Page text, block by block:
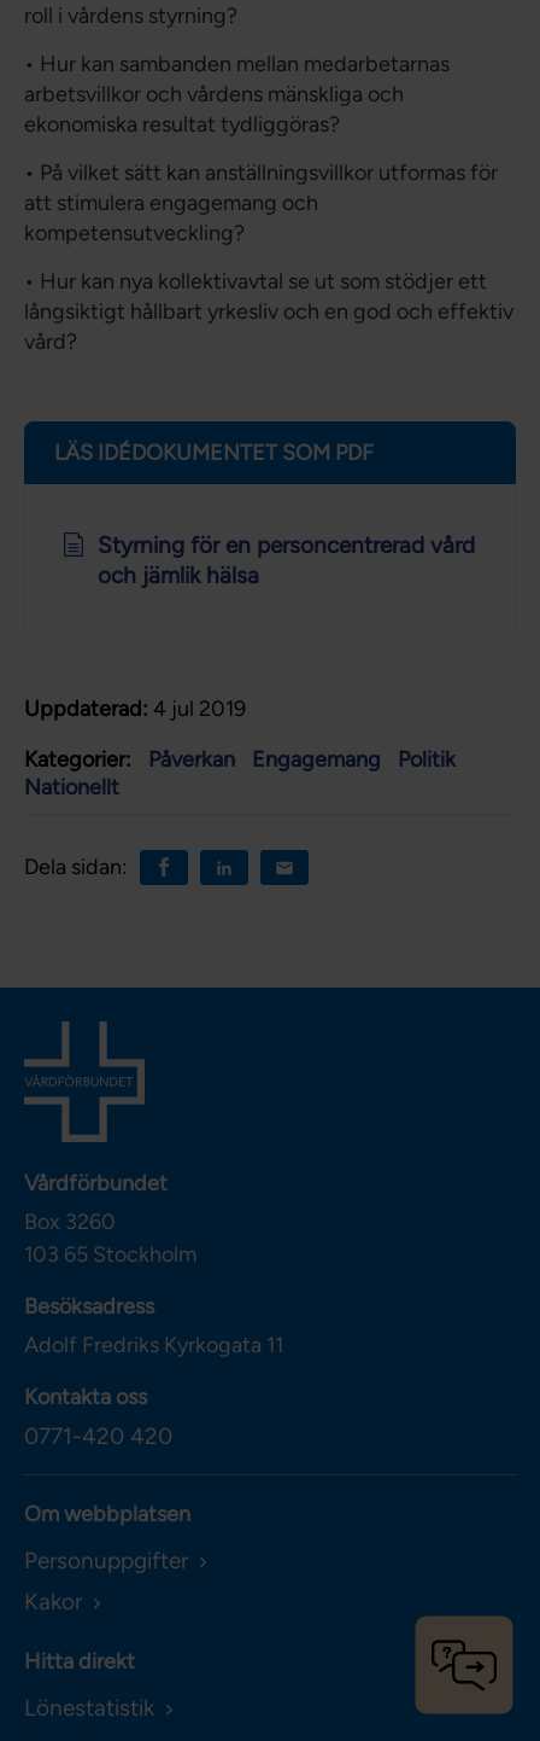
roll i vårdens styrning?
• Hur kan sambanden mellan medarbetarnas
arbetsvillkor och vårdens mänskliga och
ekonomiska resultat tydliggöras?
• På vilket sätt kan anställningsvillkor utformas för
att stimulera engagemang och
kompetensutveckling?
• Hur kan nya kollektivavtal se ut som stödjer ett
långsiktigt hållbart yrkesliv och en god och effektiv
vård?
LÄS IDÉDOKUMENTET SOM PDF
Styrning för en personcentrerad vård
och jämlik hälsa
Uppdaterad: 4 jul 2019
Kategorier:
Påverkan Engagemang
Politik
Nationellt
Dela sidan:
Vårdförbundet
Box 3260
103 65 Stockholm
Besöksadress
Adolf Fredriks Kyrkogata 11
Kontakta oss
0771-420 420
Om webbplatsen
Personuppgifter
Kakor
Hitta direkt
Lönestatistik